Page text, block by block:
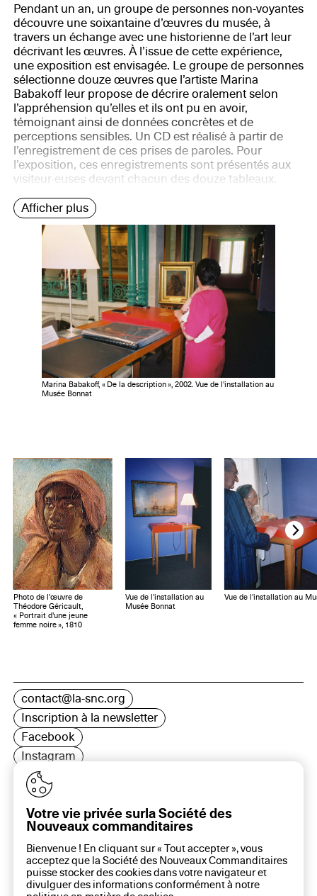
Pendant un an, un groupe de personnes non-voyantes
découvre une soixantaine d’œuvres du musée, à
travers un échange avec une historienne de l’art leur
décrivant les œuvres. À l’issue de cette expérience,
une exposition est envisagée. Le groupe de personnes
sélectionne douze œuvres que l’artiste Marina
Babakoff leur propose de décrire oralement selon
l’appréhension qu’elles et ils ont pu en avoir,
témoignant ainsi de données concrètes et de
perceptions sensibles. Un CD est réalisé à partir de
l’enregistrement de ces prises de paroles. Pour
l’exposition, ces enregistrements sont présentés aux
visiteur·euses devant chacun des douze tableaux.
Afficher plus
Marina Babakoff, « De la description », 2002. Vue de l'installation au
Musée Bonnat
Photo de l’œuvre de
Théodore Géricault,
« Portrait d'une jeune
femme noire », 1810
Vue de l'installation au
Musée Bonnat
Vue de l'installation au
contact@la-snc.org
Inscription à la newsletter
Facebook
Instagram
LinkedIn
16 rue Rambuteau, 75003 Paris
Plan du site
Aide sur ce site
Gestion des cookies
Votre vie privée surla Société des
Nouveaux commanditaires
Bienvenue ! En cliquant sur « Tout accepter », vous
acceptez que la Société des Nouveaux Commanditaires
puisse stocker des cookies dans votre navigateur et
divulguer des informations conformément à notre